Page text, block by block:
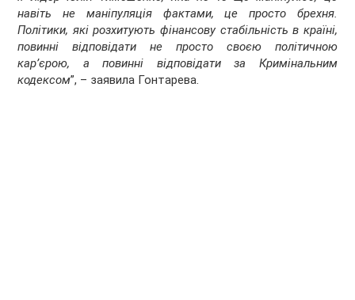
навіть не маніпуляція фактами, це просто брехня.
Політики, які розхитують фінансову стабільність в країні,
повинні відповідати не просто своєю політичною
кар’єрою, а повинні відповідати за Кримінальним
кодексом”, – заявила Гонтарева.